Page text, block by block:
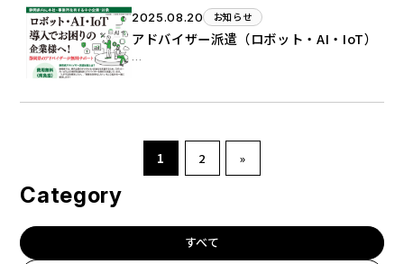
Category
すべて
2025.08.20 お知らせ
アドバイザー派遣（ロボット・AI・IoT）
…
1 2 »